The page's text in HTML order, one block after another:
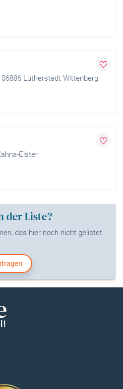
06886 Lutherstadt Wittenberg
Elster
der Liste?
das hier noch nicht gelistet